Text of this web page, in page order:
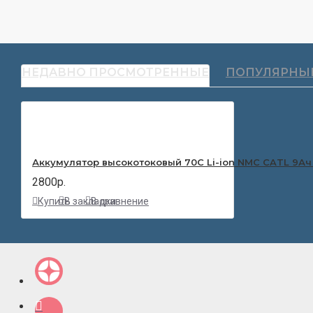
НЕДАВНО ПРОСМОТРЕННЫЕ
Аккумулятор высокотоковый 70С Li-ion NMC CATL
2800р.
КупитьВ закладкиВ сравнение